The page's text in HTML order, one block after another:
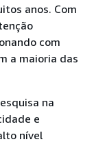
anos. Com
com
a maioria das
na
e
nível